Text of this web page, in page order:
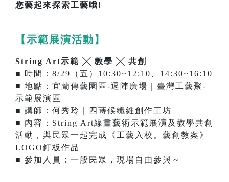
您藝起來探索工藝哦!
【示範展演活動】
String Art示範 ╳ 教學 ╳ 共創
■ 時間：8/29（五）10:30~12:10、14:30~16:10
■ 地點：宜蘭傳藝園區-逗陣廣場｜臺灣工藝聚-
示範展演區
■ 講師：何秀玲｜四蒔候纖維創作工坊
■ 內容：String Art線畫藝術示範展演及教學共創
活動，與民眾一起完成《工藝入校。藝創教案》
LOGO釘板作品
■ 參加人員：一般民眾，現場自由參與～